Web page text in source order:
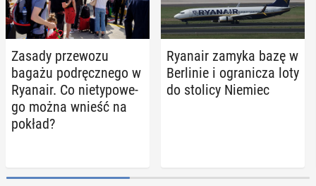
Zasady prze­wo­zu
bagażu pod­ręcz­ne­go w
Ryanair. Co nie­ty­po­we­
go można wnieść na
pokład?
Ryanair zamyka bazę w
Ber­li­nie i ogra­ni­cza loty
do stolicy Niemiec